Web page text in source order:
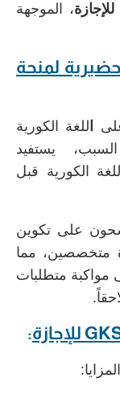
، الموجهة
لمنحة
للغة الكورية
يستفيد
الكورية قبل
على تكوين
متخصصين، مما
مواكبة متطلبات
: